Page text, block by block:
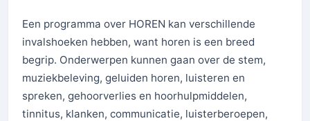
Een programma over HOREN kan verschillende
invalshoeken hebben, want horen is een breed
begrip. Onderwerpen kunnen gaan over de stem,
muziekbeleving, geluiden horen, luisteren en
spreken, gehoorverlies en hoorhulpmiddelen,
tinnitus, klanken, communicatie, luisterberoepen,